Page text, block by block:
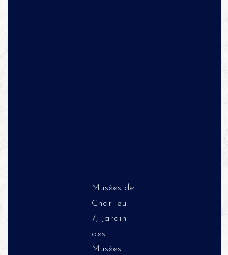
Musées de
Charlieu
7, Jardin
des
Musées